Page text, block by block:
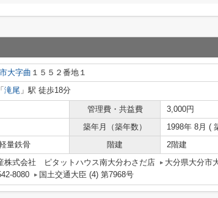
大字曲 １５５２番地１
「 滝尾 」駅 徒歩18分
管理費・共益費
3,000円
築年月（築年数）
1998年 8月 (
量鉄骨 階建 2階建
株式会社 ピタットハウス南大分わさだ店
大分県大分市
8080
国土交通大臣 (4) 第7968号